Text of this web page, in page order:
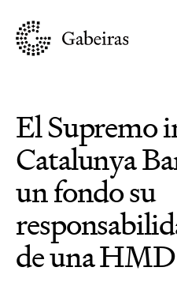
El Supremo
Catalunya
un fondo su
de una HMD